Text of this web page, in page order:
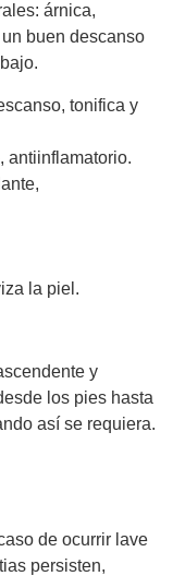
árnica,
buen descanso
tonifica y
antiinflamatorio.
la piel.
y
los pies hasta
así se requiera.
de ocurrir lave
persisten,